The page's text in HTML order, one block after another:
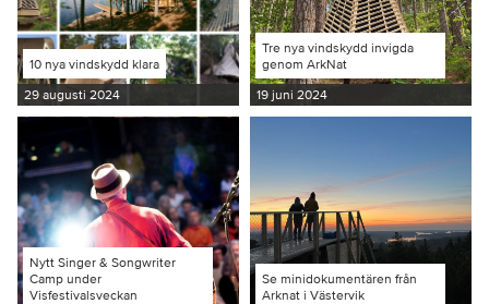
10 nya vindskydd klara
29 augusti 2024
Tre nya vindskydd invigda
genom ArkNat
19 juni 2024
Nytt Singer & Songwriter
Camp under
Visfestivalsveckan
Se minidokumentären från
Arknat i Västervik